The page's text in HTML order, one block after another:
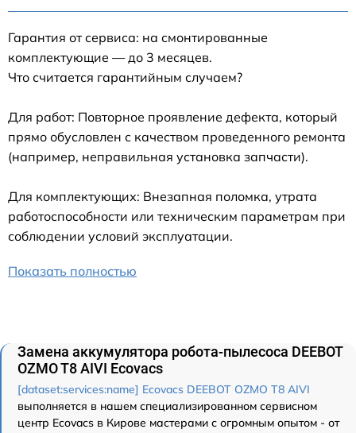
Гарантия от сервиса: на смонтированные
комплектующие — до 3 месяцев.
Что считается гарантийным случаем?
Для работ: Повторное проявление дефекта, который
прямо обусловлен с качеством проведенного ремонта
(например, неправильная установка запчасти).
Для комплектующих: Внезапная поломка, утрата
работоспособности или техническим параметрам при
соблюдении условий эксплуатации.
Показать полностью
Замена аккумулятора робота-пылесоса DEEBOT
OZMO T8 AIVI Ecovacs
[dataset:services:name] Ecovacs DEEBOT OZMO T8 AIVI
выполняется в нашем специализированном сервисном
центр Ecovacs в Кирове мастерами с огромным опытом - от